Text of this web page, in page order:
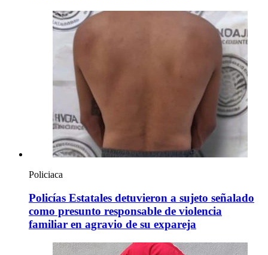
Policiaca
Policías Estatales detuvieron a sujeto señalado
como presunto responsable de violencia
familiar en agravio de su expareja